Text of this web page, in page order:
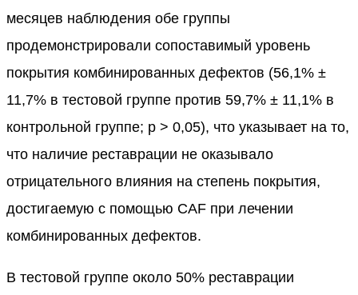
месяцев наблюдения обе группы
продемонстрировали сопоставимый уровень
покрытия комбинированных дефектов (56,1% ±
11,7% в тестовой группе против 59,7% ± 11,1% в
контрольной группе; p > 0,05), что указывает на то,
что наличие реставрации не оказывало
отрицательного влияния на степень покрытия,
достигаемую с помощью CAF при лечении
комбинированных дефектов.
В тестовой группе около 50% реставрации